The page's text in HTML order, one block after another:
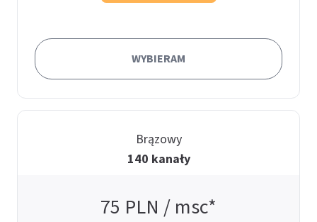
WYBIERAM
Brązowy
140 kanały
75 PLN / msc*